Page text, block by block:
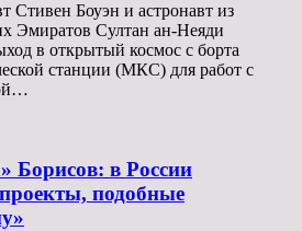
Стивен Боуэн и астронавт из
Эмиратов Султан ан-Неяди
в открытый космос с борта
станции (МКС) для работ с
Борисов: в России
подобные